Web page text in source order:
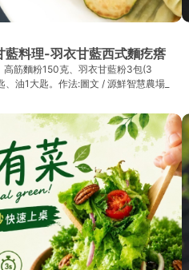
藍料理-羽衣甘藍西式麵疙瘩
筋麵粉150克、羽衣甘藍粉3包(3
、油1大匙。作法:圖文 / 源鮮智慧農場_